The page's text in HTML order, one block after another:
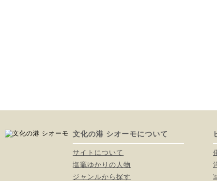
文化の港 シオーモについて
サイトについて
塩竈ゆかりの人物
ジャンルから探す